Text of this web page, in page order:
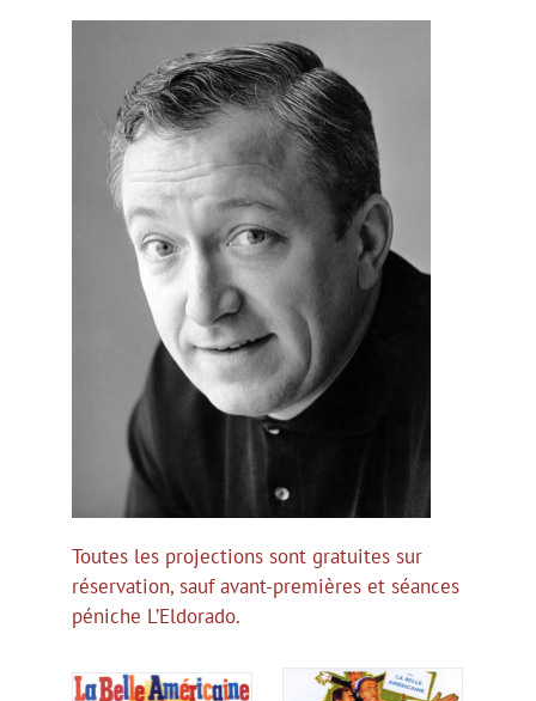
Toutes les projections sont gratuites sur
réservation, sauf avant-premières et séances
péniche L’Eldorado.